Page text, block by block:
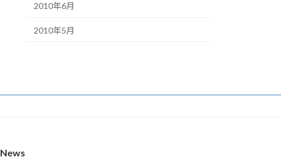
2010年6月
2010年5月
News